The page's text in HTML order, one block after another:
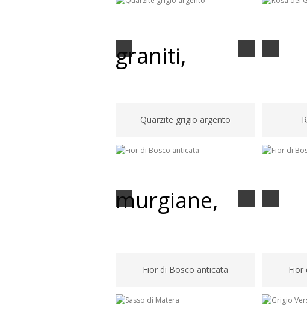
Quarzite grigio argento
Fior di Bosco anticata Fior